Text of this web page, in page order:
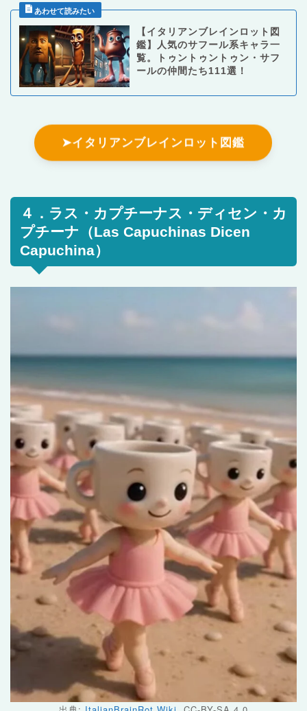
【イタリアンブレインロット図
鑑】人気のサフール系キャラ一
覧。トゥントゥントゥン・サフ
ールの仲間たち111選！
➤イタリアンブレインロット図鑑
４．ラス・カプチーナス・ディセン・カ
プチーナ（Las Capuchinas Dicen
Capuchina）